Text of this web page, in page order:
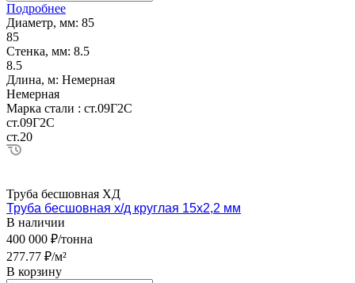
Подробнее
Диаметр, мм: 85
85
Стенка, мм: 8.5
8.5
Длина, м: Немерная
Немерная
Марка стали : ст.09Г2С
ст.09Г2С
ст.20
Труба бесшовная ХД
Труба бесшовная х/д круглая 15х2,2 мм
В наличии
400 000 ₽/тонна
277.77 ₽/м²
В корзину